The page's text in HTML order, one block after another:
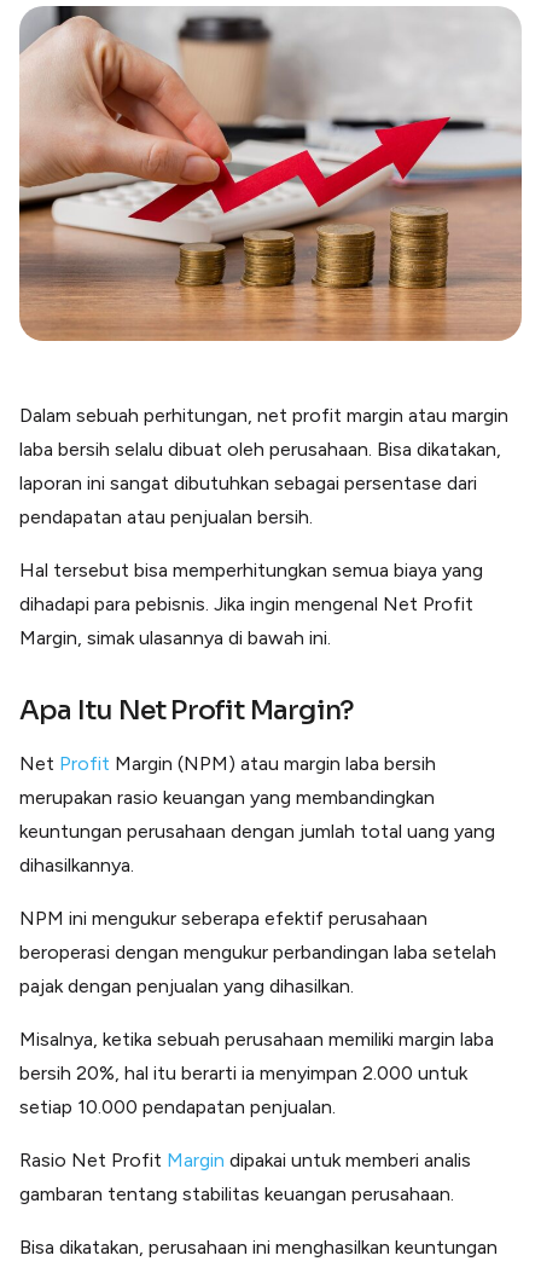
Paper XB
Bayar luar negeri pakai kartu kredit
Kartu Kredit Bisnis
Paper Card
Satu kartu untuk bisnis & personal
Paper Horizon
Kartu korporat expense terlengkap
Solusi Industri
Food & Beverages
Health & Beauty
Terima Pembayaran Instan Dan CC
Open API
Integrasi sistem bisnis dengan API
Software Akuntansi
Integrasi Paper dengan Accurate
Blog
Kumpulan tips dan informasi bisnis
Dalam sebuah perhitungan, net profit margin atau margin
laba bersih selalu dibuat oleh perusahaan. Bisa dikatakan,
laporan ini sangat dibutuhkan sebagai persentase dari
pendapatan atau penjualan bersih.
Hal tersebut bisa memperhitungkan semua biaya yang
dihadapi para pebisnis. Jika ingin mengenal Net Profit
Margin, simak ulasannya di bawah ini.
Apa Itu Net Profit Margin?
Net Profit Margin (NPM) atau margin laba bersih
merupakan rasio keuangan yang membandingkan
keuntungan perusahaan dengan jumlah total uang yang
dihasilkannya.
NPM ini mengukur seberapa efektif perusahaan
beroperasi dengan mengukur perbandingan laba setelah
pajak dengan penjualan yang dihasilkan.
Misalnya, ketika sebuah perusahaan memiliki margin laba
bersih 20%, hal itu berarti ia menyimpan 2.000 untuk
setiap 10.000 pendapatan penjualan.
Rasio Net Profit Margin dipakai untuk memberi analis
gambaran tentang stabilitas keuangan perusahaan.
Bisa dikatakan, perusahaan ini menghasilkan keuntungan